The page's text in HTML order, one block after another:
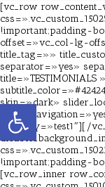
Abrir barra de
[vc_row
!important;padding-
offset=»vc_col-lg-
title_tag=»»
separator=»yes»
title=»TESTIMONIALS
skin=»dark»
category=»test1″][/
!important;padding-
[vc_row_inner